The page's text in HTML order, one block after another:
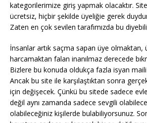
kategorilerimize giriş yapmak olacaktır.
ücretsiz, hiçbir şekilde üyeliğie gerek
Zaten en çok sevilen tarafımızda bu
İnsanlar artık saçma sapan üye olmaktan,
harcamaktan falan inanılmaz derecede
Bizlere bu konuda oldukça fazla isyan
Ancak bu site ile karşılaştıktan sonra
için değişecek. Çünkü bu sitede sadece
değil aynı zamanda sadece sevgili
olabileceğiniz kişilerde bulabiliyorsunuz.